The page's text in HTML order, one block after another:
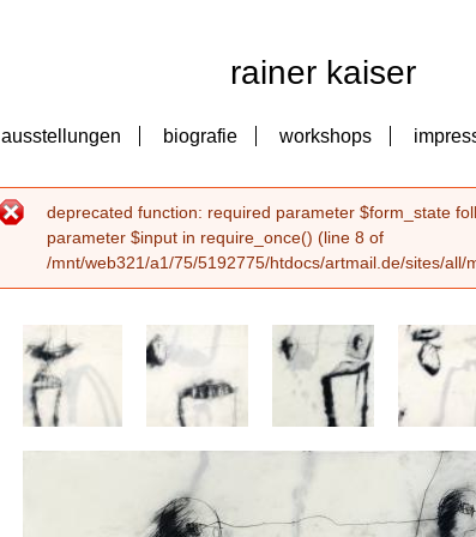
rainer kaiser
ausstellungen biografie workshops
error message
deprecated function: required parameter $form_state
parameter $input in require_once() (line 8 of
/mnt/web321/a1/75/5192775/htdocs/artmail.de/sites/